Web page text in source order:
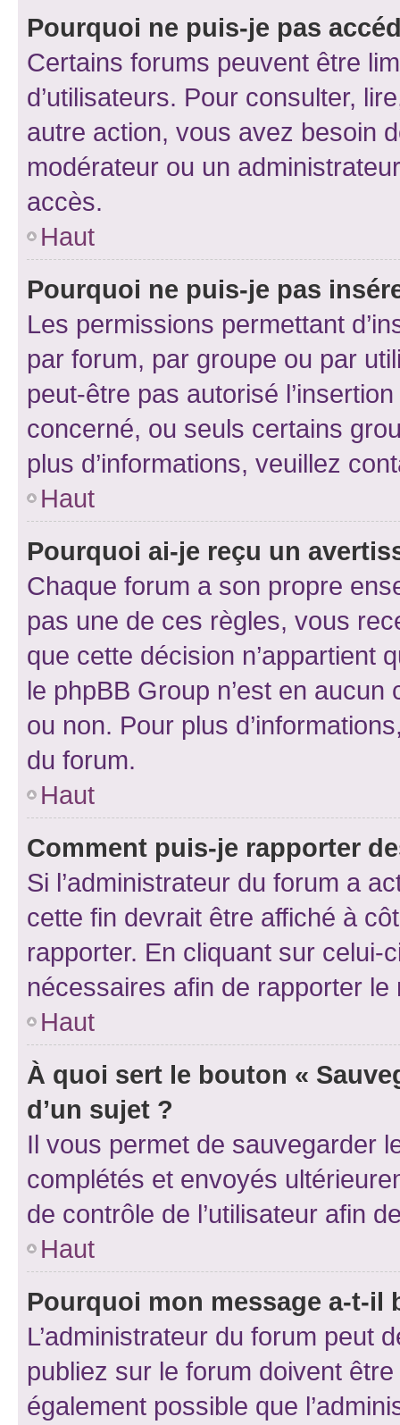
Pourquoi ne puis-je pas
Certains forums peuvent être
d’utilisateurs. Pour consulter,
autre action, vous avez besoin
modérateur ou un
accès.
Haut
Pourquoi ne puis-je pas
Les permissions permettant
par forum, par groupe ou par
peut-être pas autorisé
concerné, ou seuls certains
plus d’informations, veuillez
Haut
Pourquoi ai-je reçu un
Chaque forum a son propre
pas une de ces règles, vous
que cette décision n’appartient
le phpBB Group n’est en
ou non. Pour plus
du forum.
Haut
Comment puis-je rapporter
Si l’administrateur du forum a
cette fin devrait être affiché à
rapporter. En cliquant sur
nécessaires afin de rapporter le
Haut
À quoi sert le bouton «
d’un sujet ?
Il vous permet de sauvegarder
complétés et envoyés
de contrôle de l’utilisateur afin
Haut
Pourquoi mon message a-t-il
L’administrateur du forum peut
publiez sur le forum doivent
également possible que